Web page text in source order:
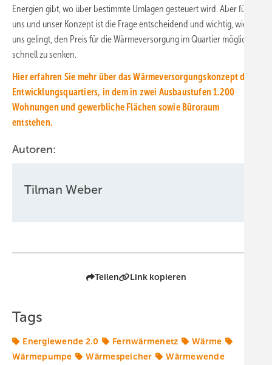
Energien gibt, wo über bestimmte Umlagen gesteuert wird. Aber für
uns und unser Konzept ist die Frage entscheidend und wichtig, wie es
uns gelingt, den Preis für die Wärmeversorgung im Quartier möglichst
schnell zu senken.
Hier erfahren Sie mehr über das Wärmeversorgungskonzept des
Entwicklungsquartiers, in dem in zwei Ausbaustufen 1.200
Wohnungen und gewerbliche Flächen sowie Büroraum
entstehen.
Autoren:
Tilman Weber
Teilen Link kopieren
Tags
Energiewende 2.0 Fernwärmenetz
Wärme
Wärmepumpe
Wärmespeicher Wärmewende